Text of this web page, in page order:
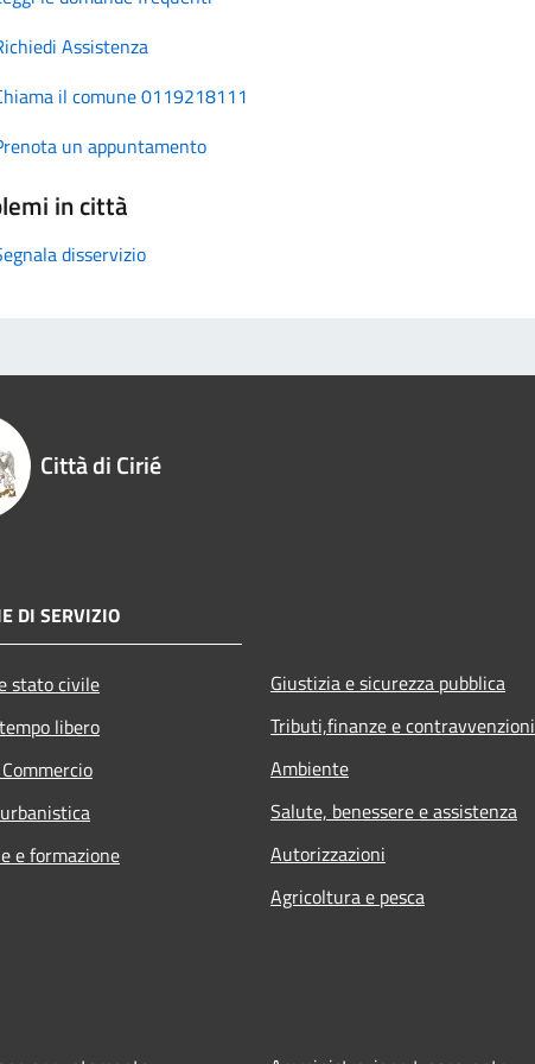
Assistenza
il comune 0119218111
un appuntamento
in città
disservizio
Città di Cirié
DI SERVIZIO
stato civile
libero
e formazione
Giustizia e sicurezza pubblica
Tributi,finanze e contravvenzioni
Ambiente
Salute, benessere e assistenza
Autorizzazioni
Agricoltura e pesca